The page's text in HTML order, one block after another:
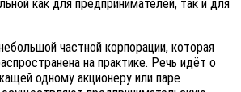
как для предпринимателей, так и для
частной корпорации, которая
на практике. Речь идёт о
одному акционеру или паре